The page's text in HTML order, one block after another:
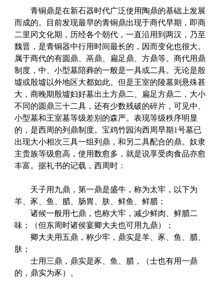
青铜鼎是在新石器时代广泛使用陶鼎的基础上发展
而成的。目前发现最早的青铜鼎出现于商代早期，即商
二里冈文化期，历经各个朝代，一直沿用到两汉，乃至
魏晋，是青铜器中行用时间最长的，因而变化也很大。
属于商代的有圆鼎、鬲鼎、扁足鼎、方鼎等。商代用鼎
制度，中、小型墓陪葬的一般是一具或二具。无论是殷
墟或殷墟以外地区大都如此。但是王室的陵墓则悬殊甚
大，商晚期殷墟妇好墓出土方鼎二、扁足方鼎二，大小
不同的圆鼎三十二具，还有少数残破的碎片，可见中、
小型墓和王室墓等级差别的森严。表现等级秩序明显
的，是西周的列鼎制度。宝鸡竹园沟西周早期1号墓已
出现大小相次三具一组列鼎，和另二具配合的鼎。奴隶
主贵族等级愈高，使用数愈多，就是说享受肉食品亦愈
丰富。据礼书的记载，西周时：
天子用九鼎，第一鼎是盛牛，称为太牢，以下为
羊、豕、鱼、腊、肠胃、肤、鲜鱼、鲜腊；
诸候一般用七鼎，也称大牢，减少鲜肉、鲜腊二
味；（但东周时诸侯宴卿大夫也可用九鼎）；
卿大夫用五鼎，称少牢，鼎实是羊、豕、鱼、腊、
肤；
士用三鼎，鼎实是豕、鱼、腊，（士也有用一鼎
的，鼎实为豕）。